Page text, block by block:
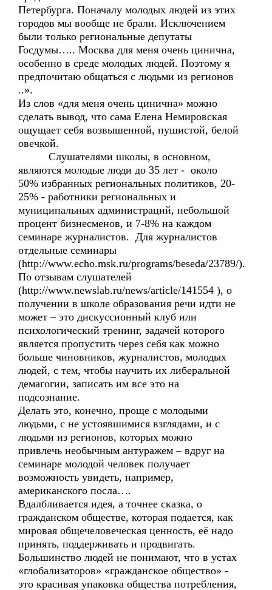
Петербурга. Поначалу молодых людей из этих
городов мы вообще не брали. Исключением
были только региональные депутаты
Госдумы….. Москва для меня очень цинична,
особенно в среде молодых людей. Поэтому я
предпочитаю общаться с людьми из регионов
..».
Из слов «для меня очень цинична» можно
сделать вывод, что сама Елена Немировская
ощущает себя возвышенной, пушистой, белой
овечкой.
Слушателями школы, в основном,
являются молодые люди до 35 лет - около
50% избранных региональных политиков, 20-
25% - работники региональных и
муниципальных администраций, небольшой
процент бизнесменов, и 7-8% на каждом
семинаре журналистов. Для журналистов
отдельные семинары
(http://www.echo.msk.ru/programs/beseda/23789/).
По отзывам слушателей
(http://www.newslab.ru/news/article/141554 ), о
получении в школе образования речи идти не
может – это дискуссионный клуб или
психологический тренинг, задачей которого
является пропустить через себя как можно
больше чиновников, журналистов, молодых
людей, с тем, чтобы научить их либеральной
демагогии, записать им все это на
подсознание.
Делать это, конечно, проще с молодыми
людьми, с не устоявшимися взглядами, и с
людьми из регионов, которых можно
привлечь необычным антуражем – вдруг на
семинаре молодой человек получает
возможность увидеть, например,
американского посла….
Вдалбливается идея, а точнее сказка, о
гражданском обществе, которая подается, как
мировая общечеловеческая ценность, её надо
принять, поддерживать и продвигать.
Большинство людей не понимают, что в устах
«глобализаторов» «гражданское общество» -
это красивая упаковка общества потребления,